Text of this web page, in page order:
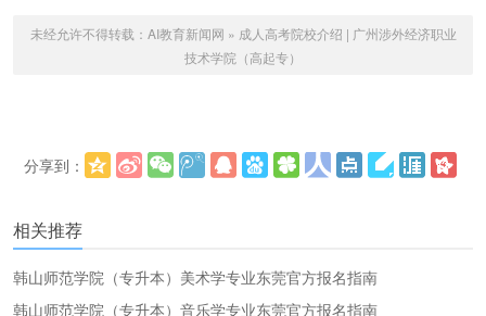
未经允许不得转载： AI教育新闻网 » 成人高考院校介绍 | 广州涉外经济职业
技术学院（高起专）
分享到：
相关推荐
韩山师范学院（专升本）美术学专业东莞官方报名指南
韩山师范学院（专升本）音乐学专业东莞官方报名指南